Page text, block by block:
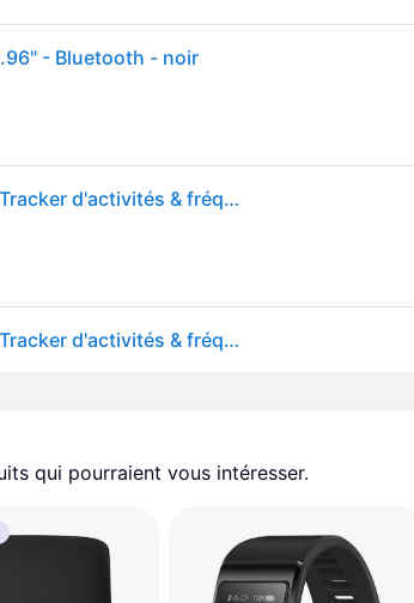
- Bluetooth - noir
Fitband - Bracelet de fitness Connecté Tracker d'activités & fréquence cardiaque Discret et Léger, longue autonomie - Noir - Neuf
Fitband - Bracelet de fitness Connecté Tracker d'activités & fréquence cardiaque Discret et Léger, longue autonomie
qui pourraient vous intéresser.